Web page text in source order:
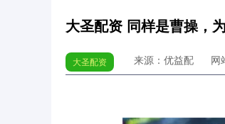
大圣配资 同样是曹操，
大圣配资 来源：优益配 网